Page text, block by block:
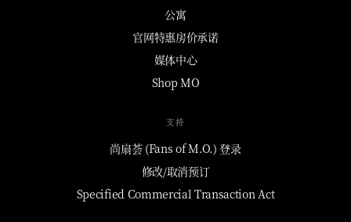
公寓
官网特惠房价承诺
媒体中心
Shop MO
支持
尚扇荟 (Fans of M.O.) 登录
修改/取消预订
Specified Commercial Transaction Act